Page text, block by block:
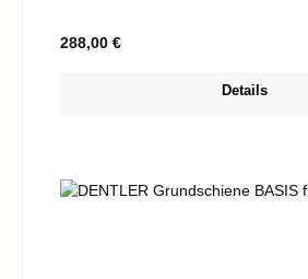
Regulärer Preis:
288,00 €
Details